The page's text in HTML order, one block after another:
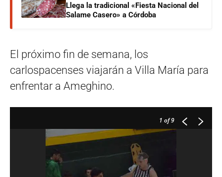
Llega la tradicional «Fiesta Nacional del
Salame Casero» a Córdoba
El próximo fin de semana, los
carlospacenses viajarán a Villa María para
enfrentar a Ameghino.
1 of 9